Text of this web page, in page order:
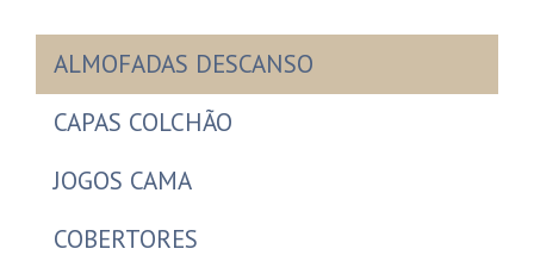
ALMOFADAS DESCANSO
CAPAS COLCHÃO
JOGOS CAMA
COBERTORES